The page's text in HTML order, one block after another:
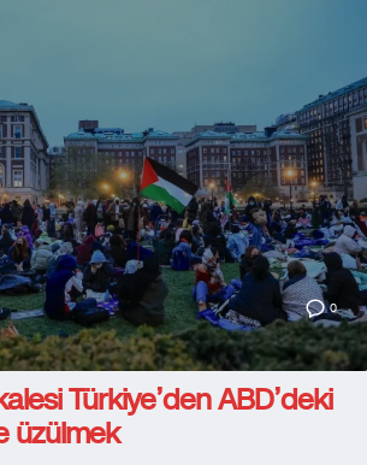
0
Türkiye’den ABD’deki
üzülmek